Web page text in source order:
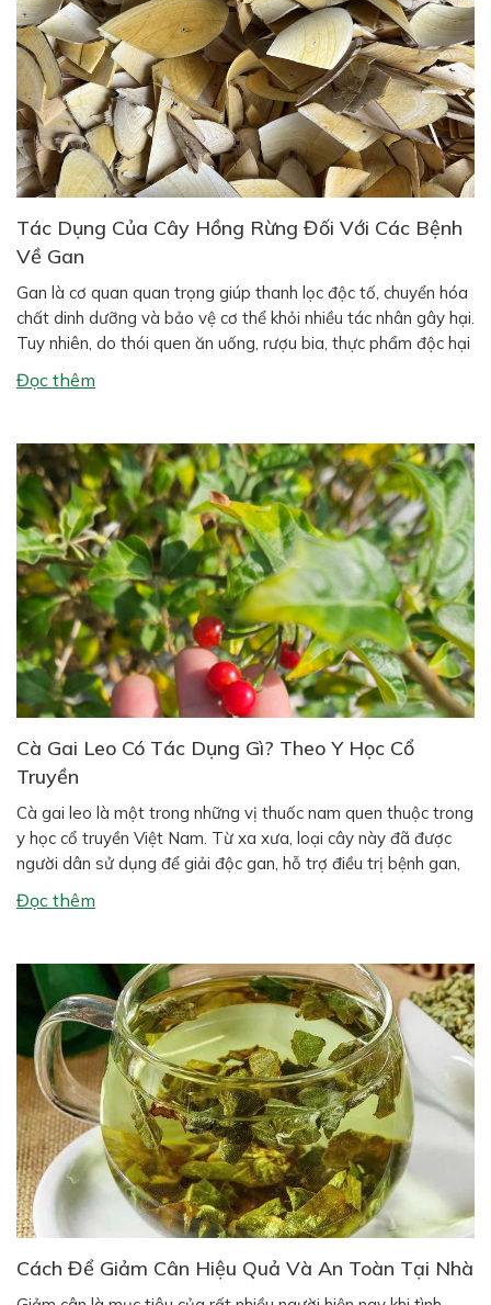
Tác Dụng Của Cây Hồng Rừng Đối Với Các Bệnh
Về Gan
Gan là cơ quan quan trọng giúp thanh lọc độc tố, chuyển hóa
chất dinh dưỡng và bảo vệ cơ thể khỏi nhiều tác nhân gây hại.
Tuy nhiên, do thói quen ăn uống, rượu bia, thực phẩm độc hại
như gan […]
Đọc thêm
Cà Gai Leo Có Tác Dụng Gì? Theo Y Học Cổ
Truyền
Cà gai leo là một trong những vị thuốc nam quen thuộc trong
y học cổ truyền Việt Nam. Từ xa xưa, loại cây này đã được
người dân sử dụng để giải độc gan, hỗ trợ điều trị bệnh gan,
nay, nhiều nghiên […]
Đọc thêm
Cách Để Giảm Cân Hiệu Quả Và An Toàn Tại Nhà